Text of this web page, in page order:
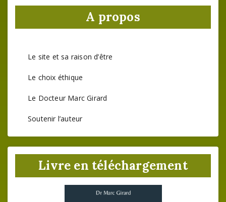
A propos
Le site et sa raison d’être
Le choix éthique
Le Docteur Marc Girard
Soutenir l’auteur
Livre en téléchargement